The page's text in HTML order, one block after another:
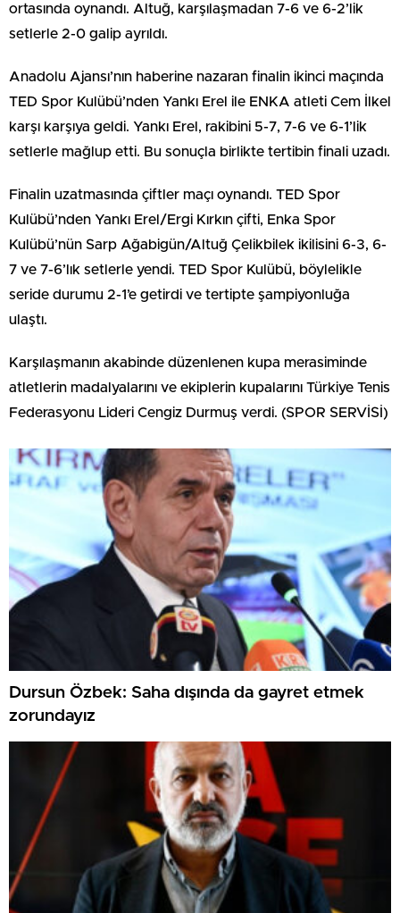
ortasında oynandı. Altuğ, karşılaşmadan 7-6 ve 6-2’lik
setlerle 2-0 galip ayrıldı.
Anadolu Ajansı’nın haberine nazaran finalin ikinci maçında
TED Spor Kulübü’nden Yankı Erel ile ENKA atleti Cem İlkel
karşı karşıya geldi. Yankı Erel, rakibini 5-7, 7-6 ve 6-1’lik
setlerle mağlup etti. Bu sonuçla birlikte tertibin finali uzadı.
Finalin uzatmasında çiftler maçı oynandı. TED Spor
Kulübü’nden Yankı Erel/Ergi Kırkın çifti, Enka Spor
Kulübü’nün Sarp Ağabigün/Altuğ Çelikbilek ikilisini 6-3, 6-
7 ve 7-6’lık setlerle yendi. TED Spor Kulübü, böylelikle
seride durumu 2-1’e getirdi ve tertipte şampiyonluğa
ulaştı.
Karşılaşmanın akabinde düzenlenen kupa merasiminde
atletlerin madalyalarını ve ekiplerin kupalarını Türkiye Tenis
Federasyonu Lideri Cengiz Durmuş verdi. (SPOR SERVİSİ)
Dursun Özbek: Saha dışında da gayret etmek
zorundayız